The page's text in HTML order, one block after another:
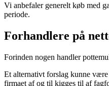
Vi anbefaler generelt køb med
periode.
Forhandlere på
Forinden nogen handler
Et alternativt forslag kunne
firmaet af og til kigges til af